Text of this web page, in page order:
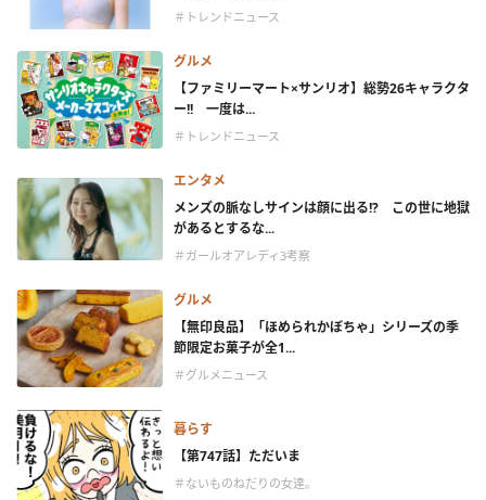
＃トレンドニュース
グルメ
【ファミリーマート×サンリオ】総勢26キャラクタ
ー!! 一度は...
＃トレンドニュース
エンタメ
メンズの脈なしサインは顔に出る!? この世に地獄
があるとするな...
＃ガールオアレディ3考察
グルメ
【無印良品】「ほめられかぼちゃ」シリーズの季
節限定お菓子が全1...
＃グルメニュース
暮らす
【第747話】ただいま
＃ないものねだりの女達。